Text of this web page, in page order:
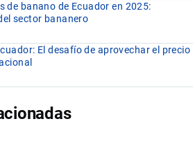
de banano de Ecuador en 2025:
sector bananero
El desafío de aprovechar el precio